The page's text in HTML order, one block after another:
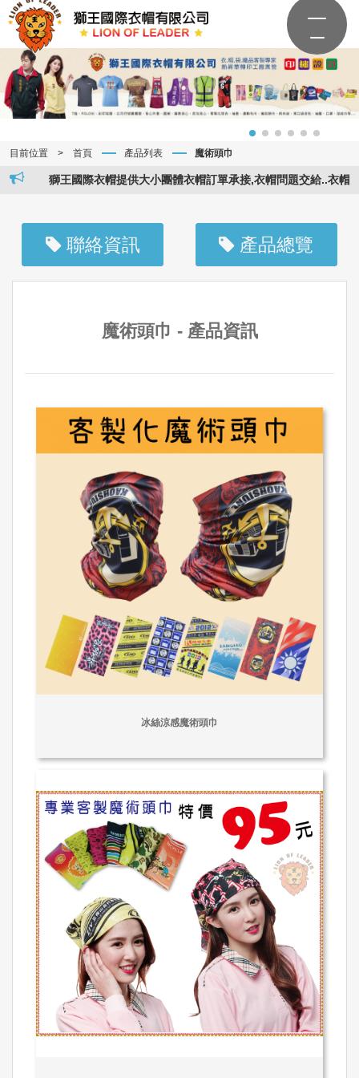
目前位置 > 首頁 產品列表 魔術頭巾
獅王國際衣帽提供大小團體衣帽訂單承接,衣帽問題交給..衣帽
聯絡資訊 產品總覽
魔術頭巾 - 產品資訊
冰絲涼感魔術頭巾